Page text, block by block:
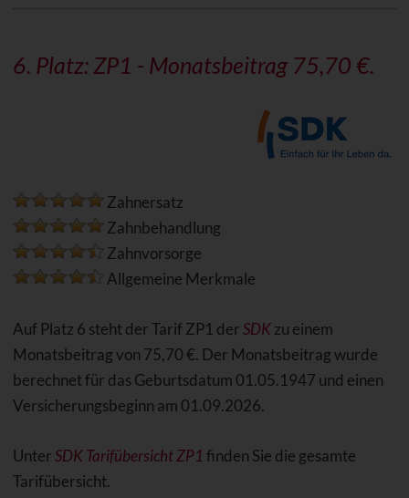
6. Platz: ZP1 - Monatsbeitrag 75,70 €.
Zahnersatz
Zahnbehandlung
Zahnvorsorge
Allgemeine Merkmale
Auf Platz 6 steht der Tarif ZP1 derSDKzu einem
Monatsbeitrag von 75,70 €. Der Monatsbeitrag wurde
berechnet für das Geburtsdatum 01.05.1947 und einen
Versicherungsbeginn am 01.09.2026.
UnterSDK Tarifübersicht ZP1finden Sie die gesamte
Tarifübersicht.